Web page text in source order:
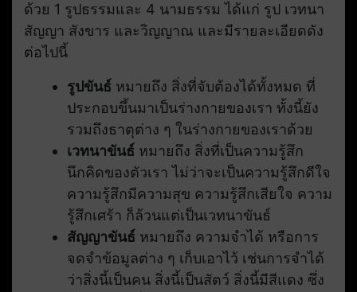
ด้วย 1 รูปธรรมและ 4 นามธรรม ได้แก่ รูป เวทนา
สัญญา สังขาร และวิญญาณ และมีรายละเอียดดัง
ต่อไปนี้
รูปขันธ์ หมายถึง สิ่งที่จับต้องได้ทั้งหมด ที่
ประกอบขึ้นมาเป็นร่างกายของเรา ทั้งนี้ยัง
รวมถึงธาตุต่าง ๆ ในร่างกายของเราด้วย
เวทนาขันธ์ หมายถึง สิ่งที่เป็นความรู้สึก
นึกคิดของตัวเรา ไม่ว่าจะเป็นความรู้สึกดีใจ
ความรู้สึกมีความสุข ความรู้สึกเสียใจ ความ
รู้สึกเศร้า ก็ล้วนแต่เป็นเวทนาขันธ์
สัญญาขันธ์ หมายถึง ความจำได้ หรือการ
จดจำข้อมูลต่าง ๆ เก็บเอาไว้ เช่นการจำได้
ว่าสิ่งนี้เป็นคน สิ่งนี้เป็นสัตว์ สิ่งนี้มีสีแดง ซึ่ง